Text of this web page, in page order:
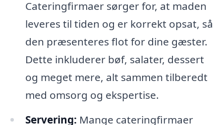
Cateringfirmaer sørger for, at maden
leveres til tiden og er korrekt opsat, så
den præsenteres flot for dine gæster.
Dette inkluderer bøf, salater, dessert
og meget mere, alt sammen tilberedt
med omsorg og ekspertise.
Servering: Mange cateringfirmaer